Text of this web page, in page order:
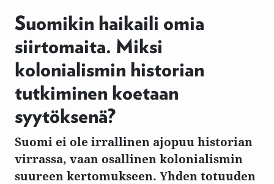
Suomikin haikaili omia
siirtomaita. Miksi
kolonialismin historian
tutkiminen koetaan
syytöksenä?
Suomi ei ole irrallinen ajopuu historian
virrassa, vaan osallinen kolonialismin
suureen kertomukseen. Yhden totuuden